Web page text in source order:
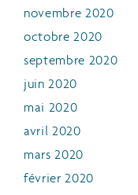
novembre 2020
octobre 2020
septembre 2020
juin 2020
mai 2020
avril 2020
mars 2020
février 2020